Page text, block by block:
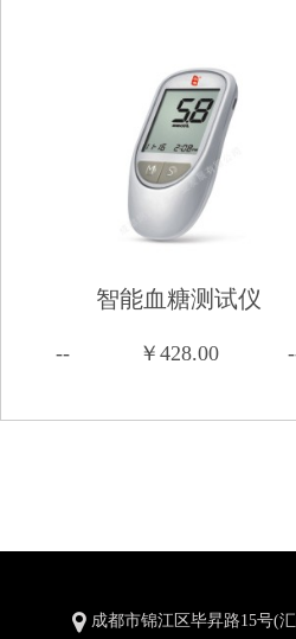
智能血糖测试仪
-- ￥428.00
成都市锦江区毕昇路15号(